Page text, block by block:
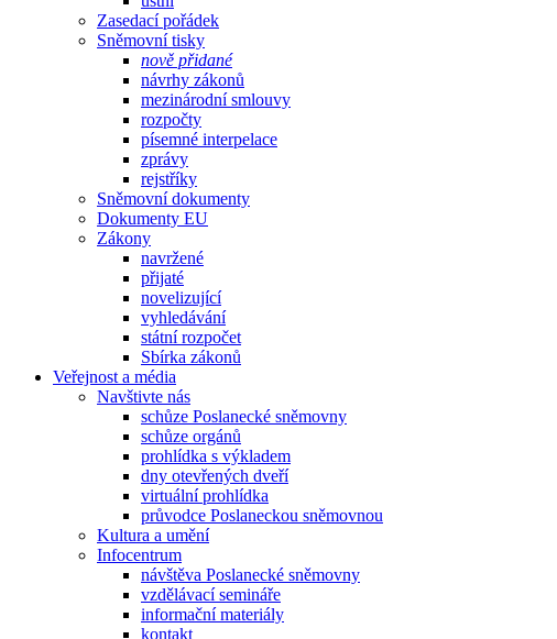
Zasedací pořádek
Sněmovní tisky
nově přidané
návrhy zákonů
mezinárodní smlouvy
rozpočty
písemné interpelace
zprávy
rejstříky
Sněmovní dokumenty
Dokumenty EU
Zákony
navržené
přijaté
novelizující
vyhledávání
státní rozpočet
Sbírka zákonů
Veřejnost a média
Navštivte nás
schůze Poslanecké sněmovny
schůze orgánů
prohlídka s výkladem
dny otevřených dveří
virtuální prohlídka
průvodce Poslaneckou sněmovnou
Kultura a umění
Infocentrum
návštěva Poslanecké sněmovny
vzdělávací semináře
informační materiály
kontakt